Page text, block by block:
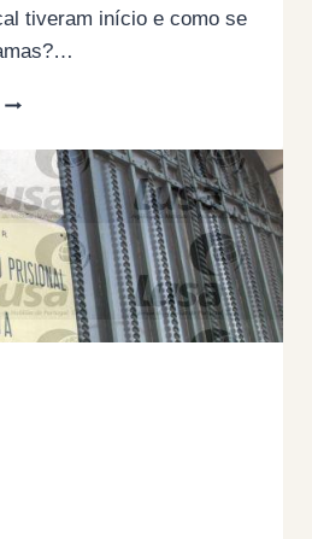
tiveram início e como se
IMAGENS